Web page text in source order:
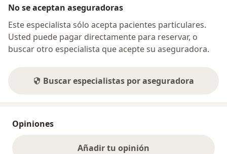
No se aceptan aseguradoras
Este especialista sólo acepta pacientes particulares.
Usted puede pagar directamente para reservar, o
buscar otro especialista que acepte su aseguradora.
Buscar especialistas por aseguradora
Opiniones
Añadir tu opinión